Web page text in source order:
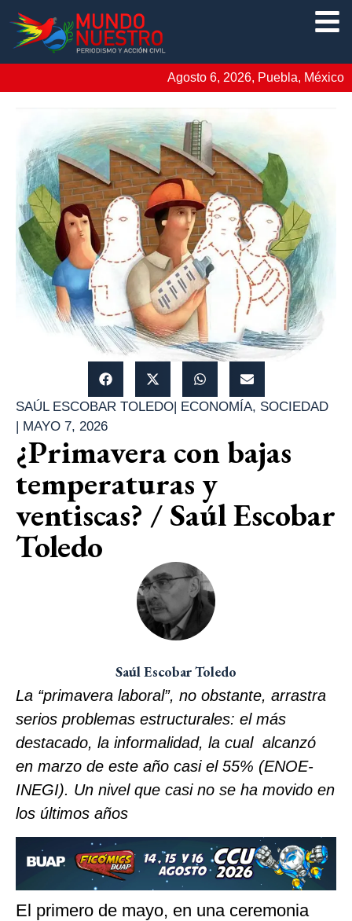
Agosto 6, 2026, Puebla, México
SAÚL ESCOBAR TOLEDO ECONOMÍA, SOCIEDAD
MAYO 7, 2026
¿Primavera con bajas
temperaturas y
ventiscas? / Saúl Escobar
Toledo
Saúl Escobar Toledo
La “primavera laboral”, no obstante, arrastra
serios problemas estructurales: el más
destacado, la informalidad, la cual alcanzó
en marzo de este año casi el 55% (ENOE-
INEGI). Un nivel que casi no se ha movido en
los últimos años
El primero de mayo, en una ceremonia